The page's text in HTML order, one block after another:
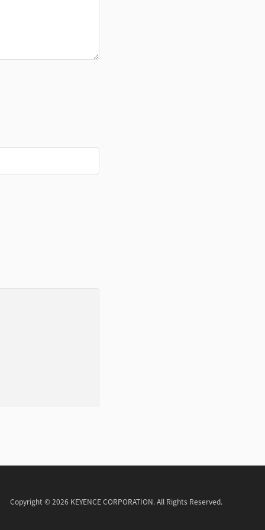
Copyright © 2026 KEYENCE CORPORATION. All Rights Reserved.